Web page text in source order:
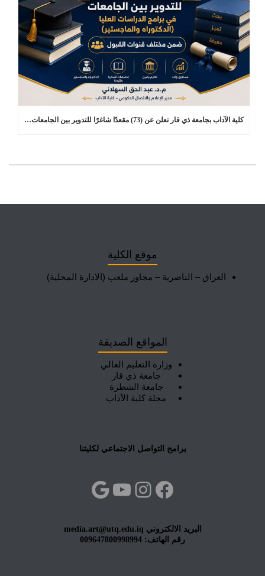
كلية الآداب بجامعة ذي قار تعلن عن (73) مقعدًا شاغرًا للتدوير بين الجامعات في برامج الدراسات العليا
موقع الكلية
العراق – الناصرية – مجاور ملعب (الادارة المحلية)
المواقع الصديقة
وزارة التعليم العالي
جامعة ذي قار
جامعة الشطرة
مجلة كلية الآداب
برامج التواصل الاجتماعي لكليتنا
فيسبوك
إنستجرام
يوتيوب
البريد الالكتروني media.art@utq.edu.iq
رقم الهاتف: 009647800998994